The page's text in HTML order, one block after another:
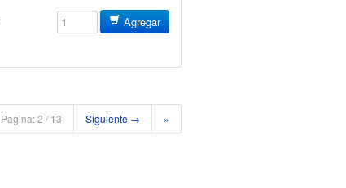
Agregar
Pagina: 2 / 13 Siguiente → »